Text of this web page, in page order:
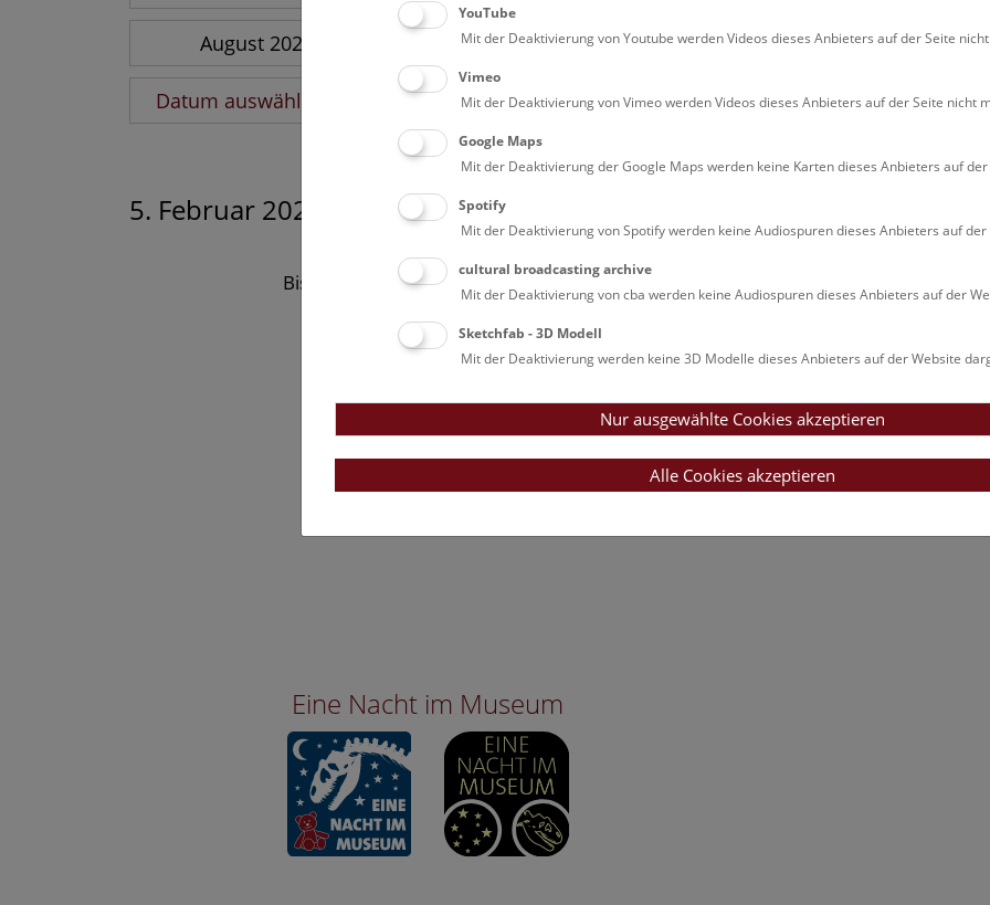
August 2026
Datum auswählen
5. Februar 2023
Bisher keine Ergebnisse. Dienstags ist das NHM Wien in der Regel geschlossen.
Eine Nacht im Museum
YouTube
Mit der Deaktivierung von Youtube werden Videos dieses Anbieters auf der Seite
Vimeo
Mit der Deaktivierung von Vimeo werden Videos dieses Anbieters auf der Seite nicht
Google Maps
Mit der Deaktivierung der Google Maps werden keine Karten dieses Anbieters auf
Spotify
Mit der Deaktivierung von Spotify werden keine Audiospuren dieses Anbieters auf
cultural broadcasting archive
Mit der Deaktivierung von cba werden keine Audiospuren dieses Anbieters auf der
Sketchfab - 3D Modell
Mit der Deaktivierung werden keine 3D Modelle dieses Anbieters auf der Website
Nur ausgewählte Cookies akzeptieren
Alle Cookies akzeptieren